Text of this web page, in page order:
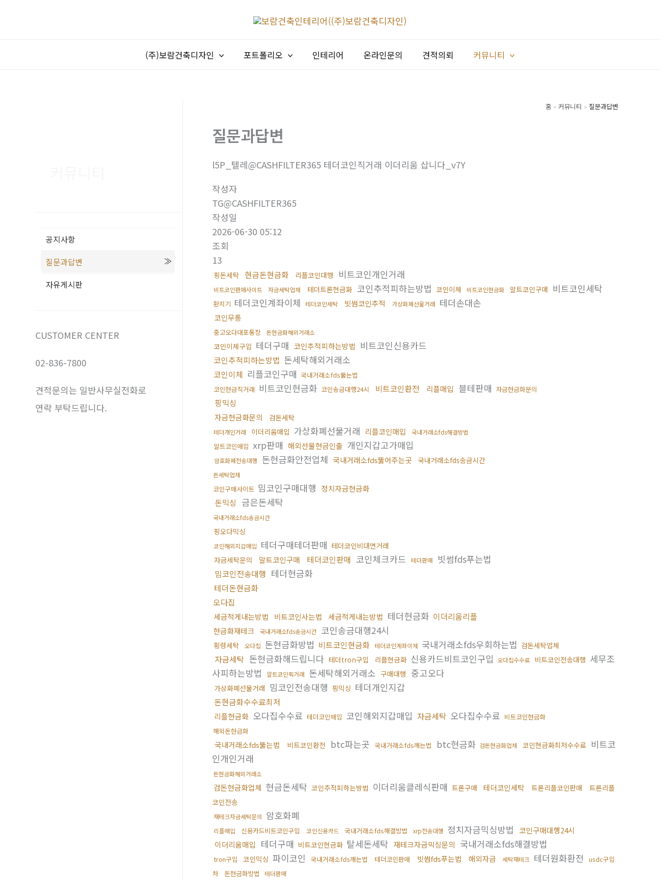
(주)보람건축디자인 포트폴리오 인테리어 온라인문의 견적의뢰 커뮤니티
공지사항
질문과답변
자유게시판
CUSTOMER CENTER
02-836-7800
견적문의는 일반사무실전화로
연락 부탁드립니다.
홈 커뮤니티 질문과답변
질문과답변
l5P_텔레@CASHFILTER365 테더코인직거래 이더리움 삽니다_v7Y
작성자
TG@CASHFILTER365
작성일
2026-06-30 05:12
조회
13
핑돈세탁 현금돈현금화 리플코인대행 비트코인개인거래
비트코인판매사이트 자금세탁업체 테더트론현금화 코인추적피하는방법 코인이체 비트코인현금화 알트코인구매 비트코인세탁
환치기 테더코인계좌이체 테더코인세탁 빗썸코인추적 가상화폐선물거래 테더손대손
코인무통
중고오다대포통장 돈현금화해외거래소
코인이체구입 테더구매 코인추적피하는방법 비트코인신용카드
코인추적피하는방법 돈세탁해외거래소
코인이체 리플코인구매 국내거래소fds뚫는법
코인현금직거래 비트코인현금화 코인송금대행24시 비트코인환전 리플매입 블테판매 자금현금화문의
핑믹싱
자금현금화문의 검돈세탁
테더개인거래 이더리움매입 가상화폐선물거래 리플코인매입 국내거래소fds해결방법
알트코인매입 xrp판매 해외선물현금인출 개인지갑고가매입
암호화폐전송대행 돈현금화안전업체 국내거래소fds뚫어주는곳 국내거래소fds송금시간
돈세탁업체
코인구매사이트 밈코인구매대행 정치자금현금화
돈믹싱 금은돈세탁
국내거래소fds송금시간
핑오다믹싱
코인해외지갑매입 테더구매테더판매 테더코인비대면거래
자금세탁문의
알트코인구매 테더코인판매 코인체크카드 테더판매 빗썸fds푸는법
밈코인전송대행 테더현금화
테더돈현금화
오다집
세금적게내는방법 비트코인사는법 세금적게내는방법 테더현금화 이더리움리플
현금화재테크 국내거래소fds송금시간 코인송금대행24시
횡령세탁 오다집 돈현금화방법 비트코인현금화 테더코인계좌이체 국내거래소fds우회하는법 검돈세탁업체
자금세탁 돈현금화해드립니다 테더tron구입 리플현금화 신용카드비트코인구입 오다집수수료 비트코인전송대행 세무조
사피하는방법
알트코인퀵거래 돈세탁해외거래소 구매대행 중고오다
가상화폐선물거래 밈코인전송대행 핑믹싱 테더개인지갑
돈현금화수수료최저
리플현금화 오다집수수료 테더코인매입 코인해외지갑매입 자금세탁 오다집수수료 비트코인현금화
해외돈현금화
국내거래소fds뚫는법 비트코인환전 btc파는곳 국내거래소fds깨는법 btc현금화 검돈현금화업체 코인현금화최저수수료 비트코
인개인거래
돈현금화해외거래소
검돈현금화업체 현금돈세탁 코인추적피하는방법 이더리움클레식판매 트론구매 테더코인세탁 트론리플코인판매
트론리플
코인전송
재테크자금세탁문의 암호화폐
리플매입 신용카드비트코인구입 코인신용카드 국내거래소fds해결방법 xrp전송대행 정치자금믹싱방법
코인구매대행24시
이더리움매입
테더구매 비트코인현금화 탈세돈세탁 재테크자금믹싱문의 국내거래소fds해결방법
tron구입 코인믹싱 파이코인 국내거래소fds깨는법 테더코인판매 빗썸fds푸는법 해외자금 세탁재테크 테더원화환전
usdc구입
처
돈현금화방법 테더판매